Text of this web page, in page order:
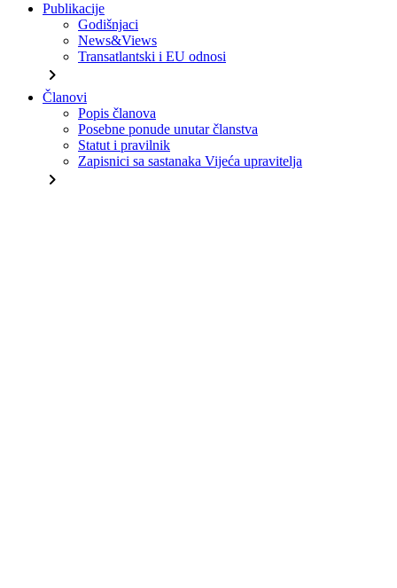
Publikacije
Godišnjaci
News&Views
Transatlantski i EU odnosi
chevron_right
Članovi
Popis članova
Posebne ponude unutar članstva
Statut i pravilnik
Zapisnici sa sastanaka Vijeća upravitelja
chevron_right